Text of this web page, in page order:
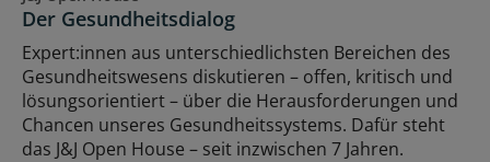
Der Gesundheitsdialog
Expert:innen aus unterschiedlichsten Bereichen des
Gesundheitswesens diskutieren – offen, kritisch und
lösungsorientiert – über die Herausforderungen und
Chancen unseres Gesundheitssystems. Dafür steht
das J&J Open House – seit inzwischen 7 Jahren.